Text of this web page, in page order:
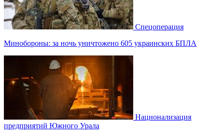
Спецоперация
Минобороны: за ночь уничтожено 605 украинских БПЛА
Национализация
предприятий Южного Урала